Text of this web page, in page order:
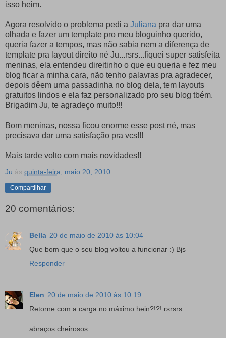
isso heim.
Agora resolvido o problema pedi a Juliana pra dar uma
olhada e fazer um template pro meu bloguinho querido,
queria fazer a tempos, mas não sabia nem a diferença de
template pra layout direito né Ju...rsrs...fiquei super satisfeita
meninas, ela entendeu direitinho o que eu queria e fez meu
blog ficar a minha cara, não tenho palavras pra agradecer,
depois dêem uma passadinha no blog dela, tem layouts
gratuitos lindos e ela faz personalizado pro seu blog tbém.
Brigadim Ju, te agradeço muito!!!
Bom meninas, nossa ficou enorme esse post né, mas
precisava dar uma satisfação pra vcs!!!
Mais tarde volto com mais novidades!!
Ju às quinta-feira, maio 20, 2010
Compartilhar
20 comentários:
Bella 20 de maio de 2010 às 10:04
Que bom que o seu blog voltou a funcionar :) Bjs
Responder
Elen 20 de maio de 2010 às 10:19
Retorne com a carga no máximo hein?!?! rsrsrs
abraços cheirosos